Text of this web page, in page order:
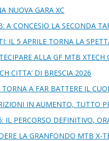
NUOVA GARA XC
A CONCESIO LA SECONDA
IL 5 APRILE TORNA LA
ALLA GF MTB XTECH
CITTA’ DI BRESCIA 2026
A FAR BATTERE IL
IN AUMENTO, TUTTO
PERCORSO DEFINITIVO,
LA GRANFONDO MTB X-